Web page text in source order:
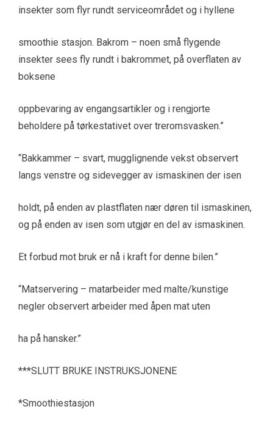
insekter som flyr rundt serviceområdet og i hyllene
smoothie stasjon. Bakrom – noen små flygende
insekter sees fly rundt i bakrommet, på overflaten av
boksene
oppbevaring av engangsartikler og i rengjorte
beholdere på tørkestativet over treromsvasken.”
“Bakkammer – svart, mugglignende vekst observert
langs venstre og sidevegger av ismaskinen der isen
holdt, på enden av plastflaten nær døren til ismaskinen,
og på enden av isen som utgjør en del av ismaskinen.
Et forbud mot bruk er nå i kraft for denne bilen.”
“Matservering – matarbeider med malte/kunstige
negler observert arbeider med åpen mat uten
ha på hansker.”
***SLUTT BRUKE INSTRUKSJONENE
*Smoothiestasjon